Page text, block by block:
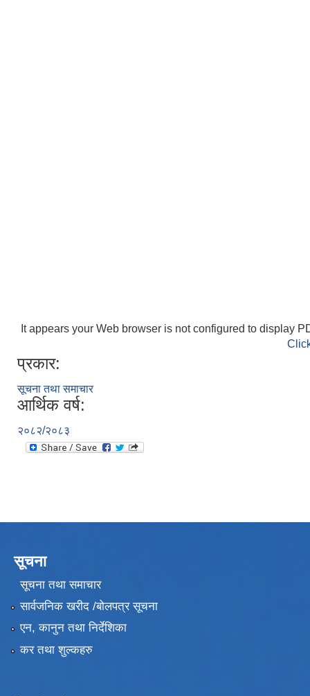
It appears your Web browser is not configured to display
प्रकार:
सूचना तथा समाचार
आर्थिक वर्ष:
२०८२/२०८३
सूचना
सूचना तथा समाचार
सार्वजनिक खरीद /बोलपत्र सूचना
एन, कानुन तथा निर्देशिका
कर तथा शुल्कहरु